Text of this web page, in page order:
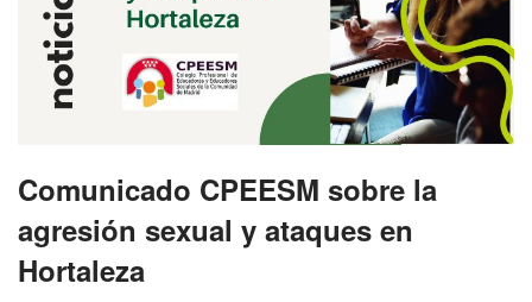
Comunicado CPEESM sobre la
agresión sexual y ataques en
Hortaleza